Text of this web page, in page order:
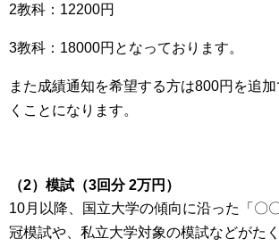
2教科：12200円
3教科：18000円となっております。
また成績通知を希望する方は800円を追
くことになります。
（2）模試（3回分 2万円）
10月以降、国立大学の傾向に沿った「〇
冠模試や、私立大学対象の模試などがた